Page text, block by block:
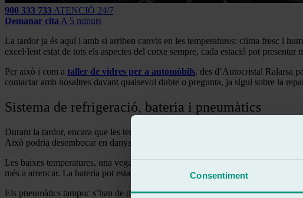
Consentiment
900 333 733 ATENCIÓ 24/7
Demanar cita A 5 minuts
La tardor ja és aquí i amb si arriben canvis en les temperatures: clima fresc i
excel·lent estat de tots els aspectes del cotxe sempre, cada estació pot presentar
Per això i com a taller de vidres per a automòbils, des d’Autocristal Ralarsa
contactar amb nosaltres davant qualsevol dubte o pregunta, ja sigui sobre la
Sistema de refrigeració, bateria i pneumàtics
Durant la tardor, encara que les temperatures baixen, a vegades són una mica
Això podria desembocar en danys greus, per la qual cosa és imprescindible
Les baixes temperatures, una vegada més, poden ser les causants d’un
més a arrencar. La bateria pot estar feble i necessitar revisió.
Els pneumàtics tampoc s’han de descurar. Durant la tardor les carreteres